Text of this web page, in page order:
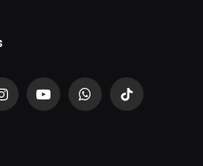
InstagramYouTubeWhatsAppTikTok